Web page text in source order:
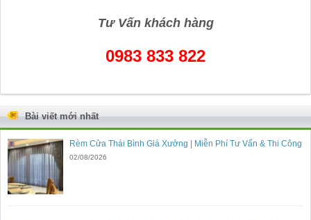
Tư Vấn khách hàng
0983 833 822
Bài viết mới nhất
Rèm Cửa Thái Bình Giá Xưởng | Miễn Phí Tư Vấn & Thi Công
02/08/2026